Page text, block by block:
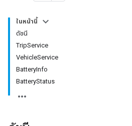
ในหน้านี้
ดัชนี
TripService
VehicleService
BatteryInfo
BatteryStatus